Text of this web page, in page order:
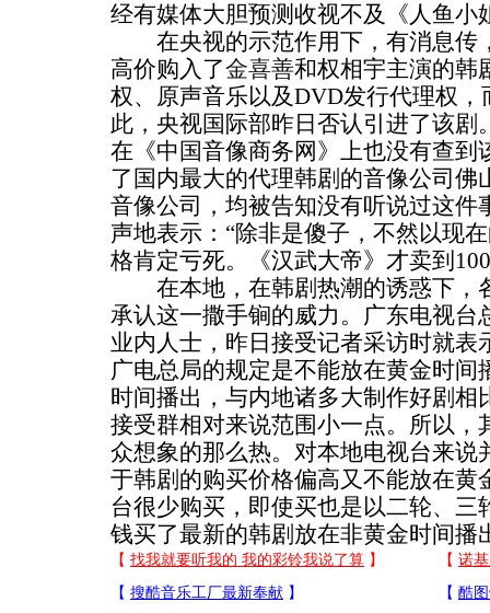
经有媒体大胆预测收视不及《人鱼小
在央视的示范作用下，有消息传
高价购入了金喜善和权相宇主演的韩
权、原声音乐以及DVD发行代理权
此，央视国际部昨日否认引进了该剧
在《中国音像商务网》上也没有查到
了国内最大的代理韩剧的音像公司佛
音像公司，均被告知没有听说过这件
声地表示：“除非是傻子，不然以现
格肯定亏死。《汉武大帝》才卖到
在本地，在韩剧热潮的诱惑下，
承认这一撒手锏的威力。广东电视台
业内人士，昨日接受记者采访时就表
广电总局的规定是不能放在黄金时间
时间播出，与内地诸多大制作好剧相
接受群相对来说范围小一点。所以，
众想象的那么热。对本地电视台来说
于韩剧的购买价格偏高又不能放在黄
台很少购买，即使买也是以二轮、三
钱买了最新的韩剧放在非黄金时间播